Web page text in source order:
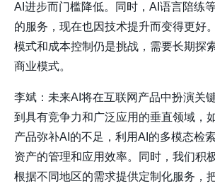
AI进步而门槛降低。同时，AI语言陪练
的服务，现在也因技术提升而变得更好
模式和成本控制仍是挑战，需要长期探
商业模式。
李斌：未来AI将在互联网产品中扮演关
到具有竞争力和广泛应用的垂直领域，
产品弥补AI的不足，利用AI的多模态检
资产的管理和应用效率。同时，我们积
根据不同地区的需求提供定制化服务，